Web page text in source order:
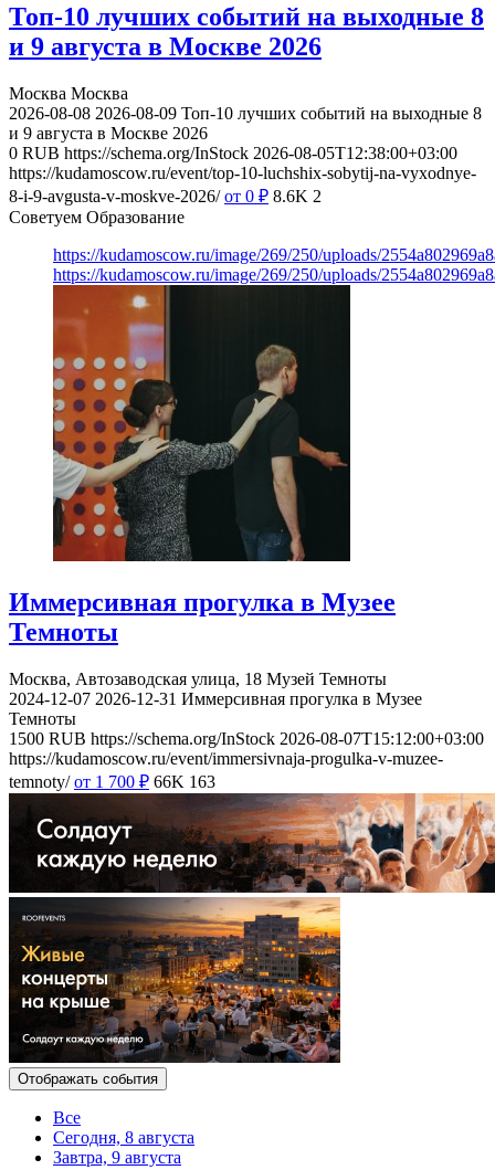
Топ-10 лучших событий на выходные 8
и 9 августа в Москве 2026
Москва Москва
2026-08-08 2026-08-09 Топ-10 лучших событий на выходные 8
и 9 августа в Москве 2026
0 RUB https://schema.org/InStock 2026-08-05T12:38:00+03:00
https://kudamoscow.ru/event/top-10-luchshix-sobytij-na-vyxodnye-
8-i-9-avgusta-v-moskve-2026/ от 0 ₽ 8.6K 2
Советуем Образование
https://kudamoscow.ru/image/269/250/uploads/
https://kudamoscow.ru/image/269/250/uploads/
Иммерсивная прогулка в Музее
Темноты
Москва, Автозаводская улица, 18 Музей Темноты
2024-12-07 2026-12-31 Иммерсивная прогулка в Музее
Темноты
1500 RUB https://schema.org/InStock 2026-08-07T15:12:00+03:00
https://kudamoscow.ru/event/immersivnaja-progulka-v-muzee-
temnoty/ от 1 700 ₽ 66K 163
Отображать события
Все
Сегодня, 8 августа
Завтра, 9 августа